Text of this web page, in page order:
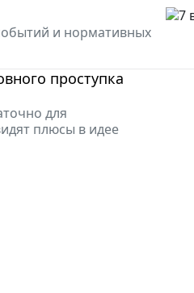
и нормативных
проступка
для
плюсы в идее